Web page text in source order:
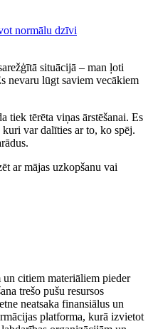
normālu dzīvi
situācijā – man ļoti
nevaru lūgt saviem vecākiem
tiek tērēta viņas ārstēšanai. Es
var dalīties ar to, ko spēj.
ar mājas uzkopšanu vai
citiem materiāliem pieder
trešo pušu resursos
neatsaka finansiālus un
platforma, kurā izvietot